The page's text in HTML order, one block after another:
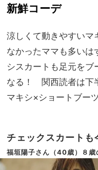
新鮮コーデ
涼しくて動きやすいマ
なかったママも多いは
シスカートも足元をブ
なる！ 関西読者は下
マキシ×ショートブー
チェックスカート
福垣陽子さん（40歳）８歳